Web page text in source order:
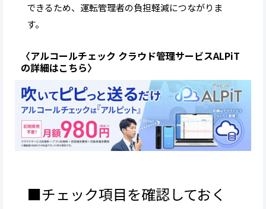
できるため、運転管理者の負担軽減につながりま
す。
〈アルコールチェック クラウド管理サービスALPiT
の詳細はこちら〉
■チェック項目を確認しておく